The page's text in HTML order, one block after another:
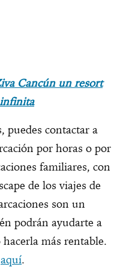
Cancún un resort
puedes contactar a
por horas o por
familiares, con
de los viajes de
son un
podrán ayudarte a
más rentable.
aquí.